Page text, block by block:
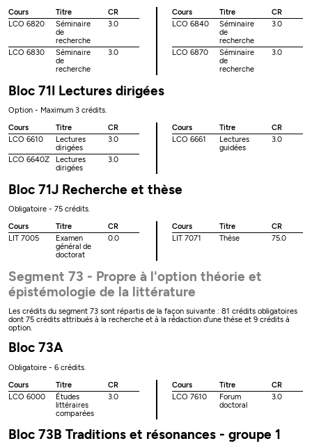
Cours
Titre
CR
LCO 6820
Séminaire
de
recherche
3.0
LCO 6830
Séminaire
de
recherche
3.0
Cours Titre
CR
LCO 6840
Séminaire
de
recherche
3.0
LCO 6870
Séminaire
de
recherche
3.0
Bloc 71I Lectures dirigées
Option - Maximum 3 crédits.
Cours
Titre
CR
LCO 6610
Lectures
dirigées
3.0
LCO 6640Z
Lectures
dirigées
3.0
Cours Titre
CR
LCO 6661
Lectures
guidées
3.0
Bloc 71J Recherche et thèse
Obligatoire - 75 crédits.
Cours
Titre
CR
LIT 7005
Examen
général de
doctorat
0.0
Cours Titre
CR
LIT 7071
Thèse 75.0
Segment 73 - Propre à l'option théorie et
épistémologie de la littérature
Les crédits du segment 73 sont répartis de la façon suivante : 81 crédits obligatoires
dont 75 crédits attribués à la recherche et à la rédaction d'une thèse et 9 crédits à
option.
Bloc 73A
Obligatoire - 6 crédits.
Cours
Titre
CR
LCO 6000
Études
littéraires
comparées
3.0
Cours Titre
CR
LCO 7610
Forum
doctoral
3.0
Bloc 73B Traditions et résonances - groupe 1